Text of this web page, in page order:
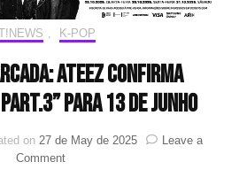
K-POP
ATEEZ confirma
Part.3” para 13 de Junho
on 27 de May de 2025
Leave a
Commenton